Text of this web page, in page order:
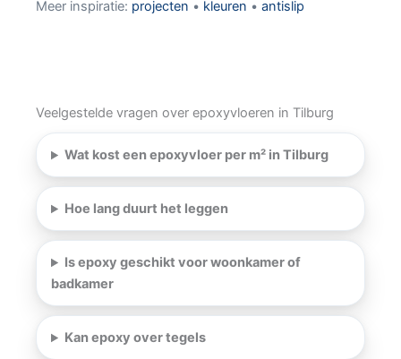
Meer inspiratie: projecten • kleuren • antislip
Veelgestelde vragen over epoxyvloeren in Tilburg
Wat kost een epoxyvloer per m² in Tilburg
Hoe lang duurt het leggen
Is epoxy geschikt voor woonkamer of
badkamer
Kan epoxy over tegels